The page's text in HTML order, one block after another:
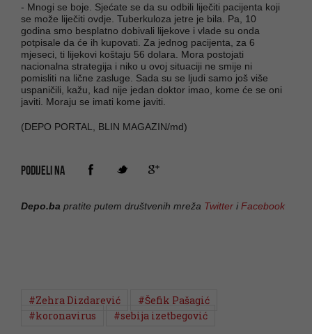
- Mnogi se boje. Sjećate se da su odbili liječiti pacijenta koji
se može liječiti ovdje. Tuberkuloza jetre je bila. Pa, 10
godina smo besplatno dobivali lijekove i vlade su onda
potpisale da će ih kupovati. Za jednog pacijenta, za 6
mjeseci, ti lijekovi koštaju 56 dolara. Mora postojati
nacionalna strategija i niko u ovoj situaciji ne smije ni
pomisliti na lične zasluge. Sada su se ljudi samo još više
uspaničili, kažu, kad nije jedan doktor imao, kome će se oni
javiti. Moraju se imati kome javiti.
(DEPO PORTAL, BLIN MAGAZIN/md)
PODIJELI NA
Depo.ba pratite putem društvenih mreža Twitter iFacebook
#Zehra Dizdarević
#Šefik Pašagić
#koronavirus
#sebija izetbegović